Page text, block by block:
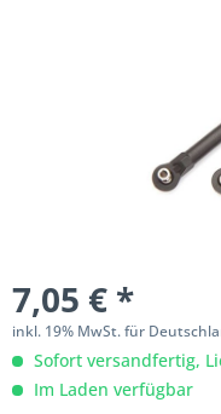
7,05 € *
inkl. 19% MwSt. für
Sofort versandfertig,
Im Laden verfügbar